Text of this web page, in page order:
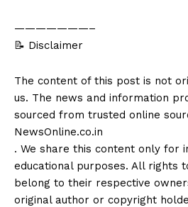
———————–
📝 Disclaimer
The content of this post is not
us. The news and information
sourced from trusted online
NewsOnline.co.in
. We share this content only for
educational purposes. All rights
belong to their respective
original author or copyright